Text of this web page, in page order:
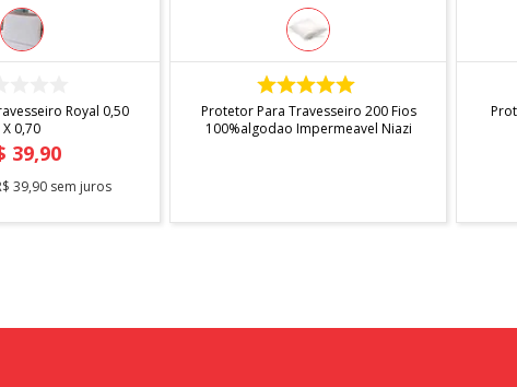
Royal 0,50
X 0,70
39,90
39,90sem juros
INDISPONÍVEL
Protetor Para Travesseiro 200 Fios
100%algodao Impermeavel Niazi